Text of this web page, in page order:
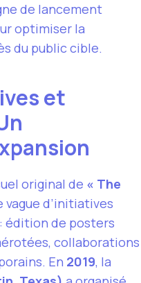
de lancement
optimiser la
du public cible.
et
original de « The
vague d’initiatives
édition de posters
collaborations
En 2019, la